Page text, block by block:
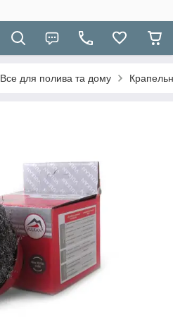
Все для полива та дому